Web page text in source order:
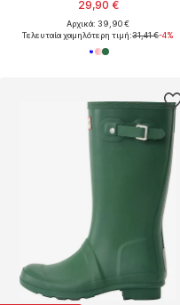
29,90 €
Αρχικά: 39,90 €
Τελευταία χαμηλότερη τιμή:31,41 €-4%